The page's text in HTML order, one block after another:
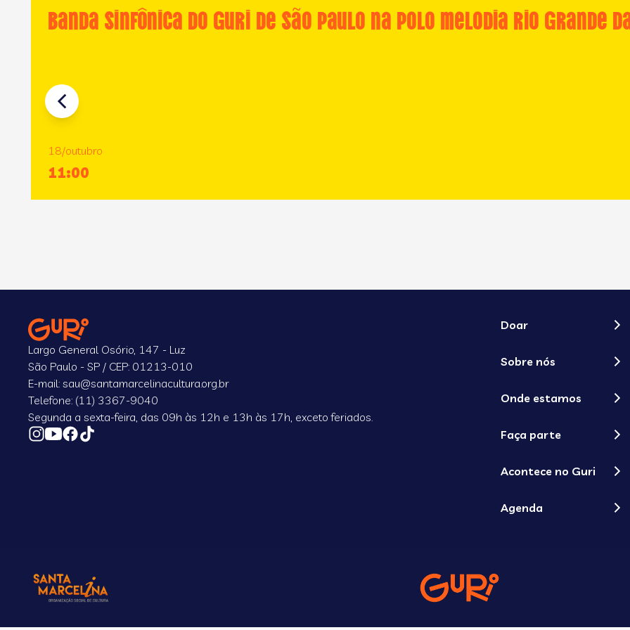
Banda Sinfônica do GURI de São Paulo na Polo Melodia Rio Grande
18/outubro
11:00
Largo General Osório, 147 - Luz
São Paulo - SP / CEP: 01213-010
E-mail: sau@santamarcelinacultura.org.br
Telefone: (11) 3367-9040
Segunda a sexta-feira, das 09h às 12h e 13h às 17h, exceto feriados.
Doar
Sobre nós
Onde estamos
Faça parte
Acontece no Guri
Agenda